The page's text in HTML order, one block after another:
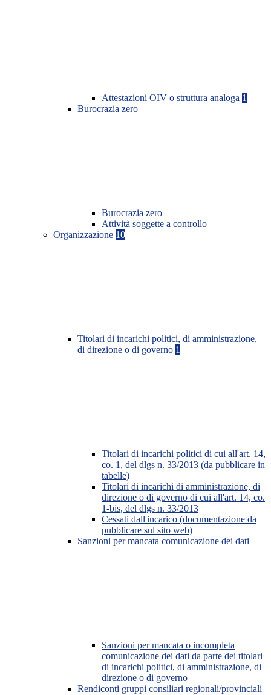
Attestazioni OIV o struttura analoga 1
Burocrazia zero
Burocrazia zero
Attività soggette a controllo
Organizzazione 10
Titolari di incarichi politici, di amministrazione,
di direzione o di governo 1
Titolari di incarichi politici di cui all'art. 14,
co. 1, del dlgs n. 33/2013 (da pubblicare in
tabelle)
Titolari di incarichi di amministrazione, di
direzione o di governo di cui all'art. 14, co.
1-bis, del dlgs n. 33/2013
Cessati dall'incarico (documentazione da
pubblicare sul sito web)
Sanzioni per mancata comunicazione dei dati
Sanzioni per mancata o incompleta
comunicazione dei dati da parte dei titolari
di incarichi politici, di amministrazione, di
direzione o di governo
Rendiconti gruppi consiliari regionali/provinciali